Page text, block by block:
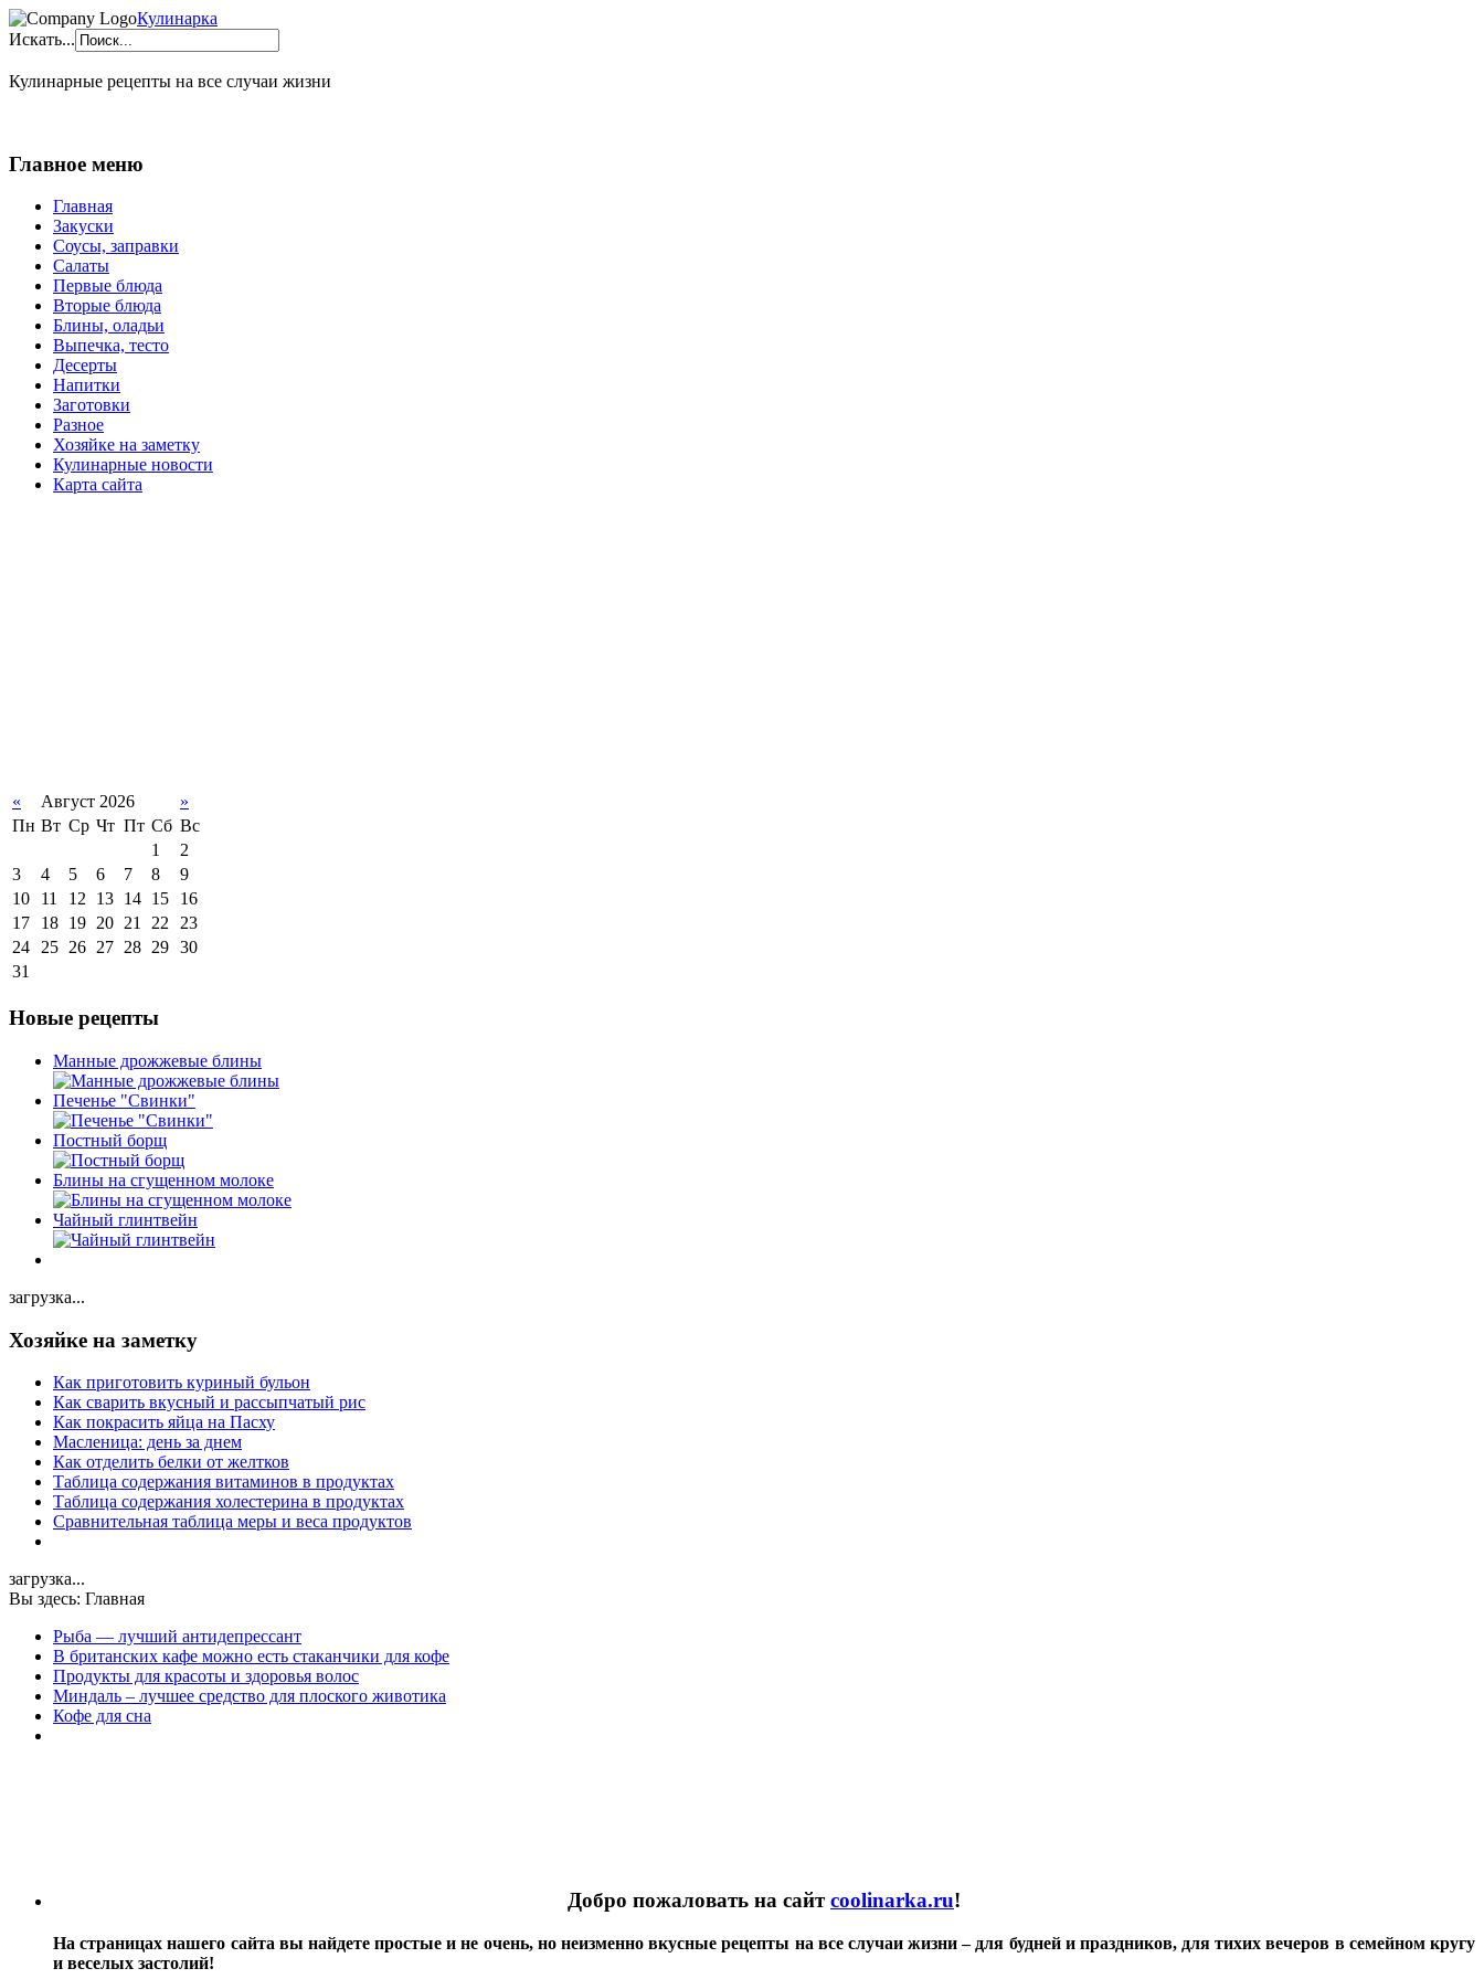
Кулинарка
Искать...
Кулинарные рецепты на все случаи жизни
Главное меню
Главная
Закуски
Соусы, заправки
Салаты
Первые блюда
Вторые блюда
Блины, оладьи
Выпечка, тесто
Десерты
Напитки
Заготовки
Разное
Хозяйке на заметку
Кулинарные новости
Карта сайта
« Август 2026
»
Пн Вт Ср Чт Пт Сб Вс
1
2
3
4 5 6 7 8
9
10
11 12 13 14 15
16
17
18 19 20 21 22 23
24 25 26 27 28 29 30
31
Новые рецепты
Манные дрожжевые блины
Печенье "Свинки"
Постный борщ
Блины на сгущенном молоке
Чайный глинтвейн
загрузка...
Хозяйке на заметку
Как приготовить куриный бульон
Как сварить вкусный и рассыпчатый рис
Как покрасить яйца на Пасху
Масленица: день за днем
Как отделить белки от желтков
Таблица содержания витаминов в продуктах
Таблица содержания холестерина в продуктах
Сравнительная таблица меры и веса продуктов
загрузка...
Вы здесь: Главная
Рыба — лучший антидепрессант
В британских кафе можно есть стаканчики для кофе
Продукты для красоты и здоровья волос
Миндаль – лучшее средство для плоского животика
Кофе для сна
Добро пожаловать на сайтcoolinarka.ru!
На страницах нашего сайта вы найдете простые и не очень, но неизменно вкусные рецепты на все случаи жизни – для будней и праздников, для тихих вечеров в семейном кругу
и веселых застолий!